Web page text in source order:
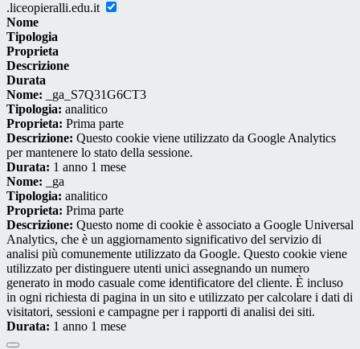
.liceopieralli.edu.it
Nome
Tipologia
Proprieta
Descrizione
Durata
Nome: _ga_S7Q31G6CT3
Tipologia: analitico
Proprieta: Prima parte
Descrizione: Questo cookie viene utilizzato da Google Analytics
per mantenere lo stato della sessione.
Durata: 1 anno 1 mese
Nome: _ga
Tipologia: analitico
Proprieta: Prima parte
Descrizione: Questo nome di cookie è associato a Google Universal
Analytics, che è un aggiornamento significativo del servizio di
analisi più comunemente utilizzato da Google. Questo cookie viene
utilizzato per distinguere utenti unici assegnando un numero
generato in modo casuale come identificatore del cliente. È incluso
in ogni richiesta di pagina in un sito e utilizzato per calcolare i dati di
visitatori, sessioni e campagne per i rapporti di analisi dei siti.
Durata: 1 anno 1 mese